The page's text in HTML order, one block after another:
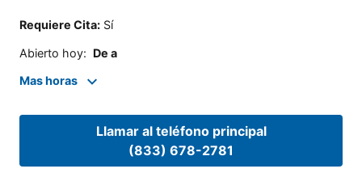
Requiere Cita: Sí
Abierto hoy: De a
Mas horas
Llamar al teléfono principal
(833) 678-2781